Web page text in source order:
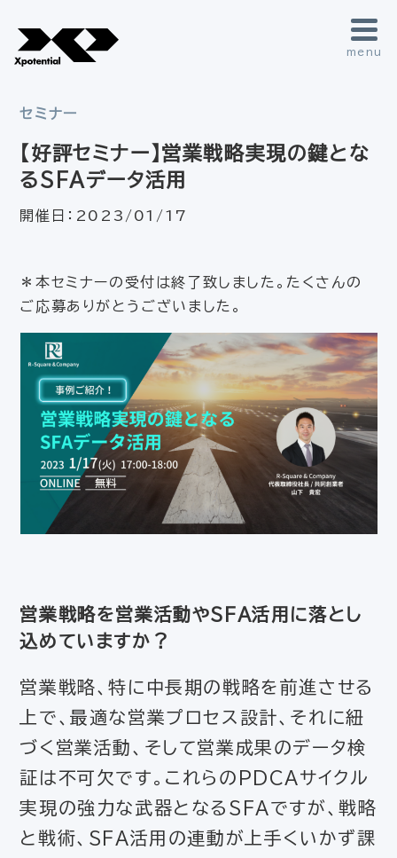
menu
セミナー
【好評セミナー】営業戦略実現の鍵とな
るSFAデータ活用
開催日： 2023/01/17
＊本セミナーの受付は終了致しました。たくさんの
ご応募ありがとうございました。
営業戦略を営業活動やSFA活用に落とし
込めていますか？
営業戦略、特に中長期の戦略を前進させる
上で、最適な営業プロセス設計、それに紐
づく営業活動、そして営業成果のデータ検
証は不可欠です。これらのPDCAサイクル
実現の強力な武器となるSFAですが、戦略
と戦術、SFA活用の連動が上手くいかず課